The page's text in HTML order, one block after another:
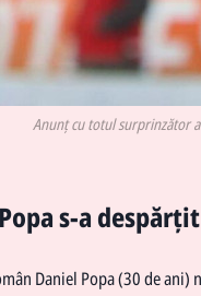
Anunț cu totul surprinzător
s-a
Daniel Popa (30 de